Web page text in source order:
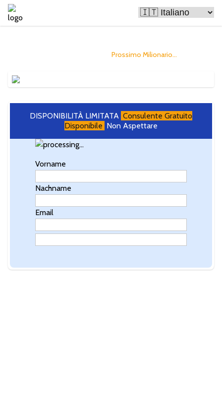
Prossimo Milionario...
DISPONIBILITÀ LIMITATA Consulente Gratuito
Disponibile Non Aspettare
Vorname
Nachname
Email